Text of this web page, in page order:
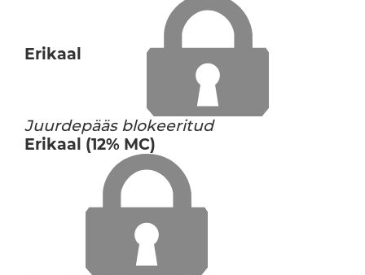
Erikaal
Juurdepääs blokeeritud
Erikaal (12% MC)